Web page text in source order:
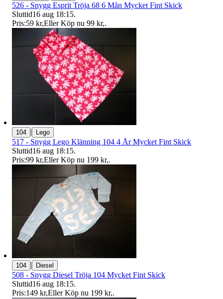
526 - Snygg Esprit Tröja 68 6 Mån Mycket Fint Skick
Sluttid16 aug 18:15.
Pris:59 kr,Eller Köp nu 99 kr,.
104 | Lego
517 - Snygg Lego Klänning 104 4 År Mycket Fint Skick
Sluttid16 aug 18:15.
Pris:99 kr,Eller Köp nu 199 kr,.
104 | Diesel
508 - Snygg Diesel Tröja 104 Mycket Fint Skick
Sluttid16 aug 18:15.
Pris:149 kr,Eller Köp nu 199 kr,.